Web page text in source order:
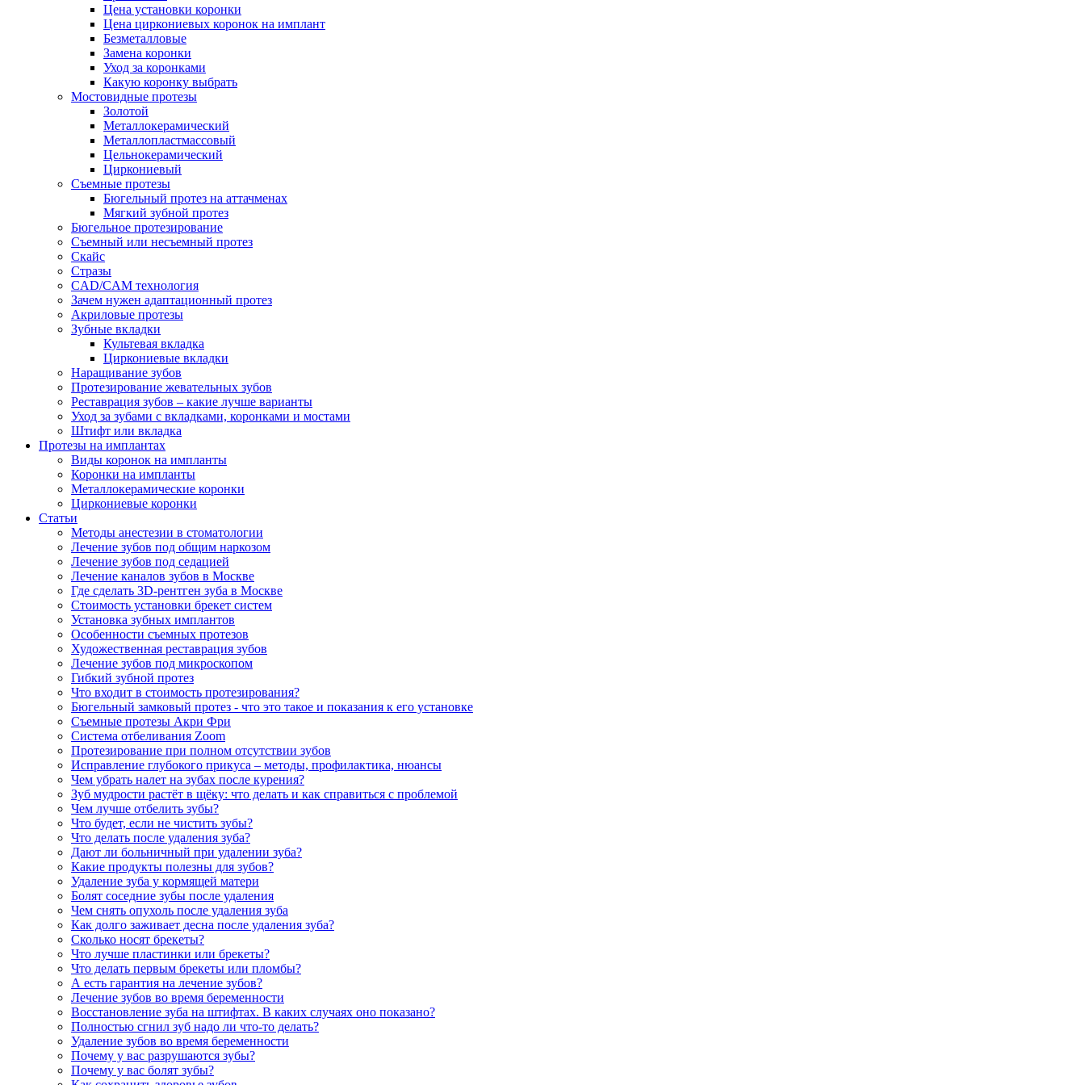
Цена установки коронки
Цена циркониевых коронок на имплант
Безметалловые
Замена коронки
Уход за коронками
Какую коронку выбрать
Мостовидные протезы
Золотой
Металлокерамический
Металлопластмассовый
Цельнокерамический
Циркониевый
Съемные протезы
Бюгельный протез на аттачменах
Мягкий зубной протез
Бюгельное протезирование
Съемный или несъемный протез
Скайс
Стразы
CAD/CAM технология
Зачем нужен адаптационный протез
Акриловые протезы
Зубные вкладки
Культевая вкладка
Циркониевые вкладки
Наращивание зубов
Протезирование жевательных зубов
Реставрация зубов – какие лучше варианты
Уход за зубами с вкладками, коронками и мостами
Штифт или вкладка
Протезы на имплантах
Виды коронок на импланты
Коронки на импланты
Металлокерамические коронки
Циркониевые коронки
Статьи
Методы анестезии в стоматологии
Лечение зубов под общим наркозом
Лечение зубов под седацией
Лечение каналов зубов в Москве
Где сделать 3D-рентген зуба в Москве
Стоимость установки брекет систем
Установка зубных имплантов
Особенности съемных протезов
Художественная реставрация зубов
Лечение зубов под микроскопом
Гибкий зубной протез
Что входит в стоимость протезирования?
Бюгельный замковый протез - что это такое и показания к его установке
Съемные протезы Акри Фри
Система отбеливания Zoom
Протезирование при полном отсутствии зубов
Исправление глубокого прикуса – методы, профилактика, нюансы
Чем убрать налет на зубах после курения?
Зуб мудрости растёт в щёку: что делать и как справиться с проблемой
Чем лучше отбелить зубы?
Что будет, если не чистить зубы?
Что делать после удаления зуба?
Дают ли больничный при удалении зуба?
Какие продукты полезны для зубов?
Удаление зуба у кормящей матери
Болят соседние зубы после удаления
Чем снять опухоль после удаления зуба
Как долго заживает десна после удаления зуба?
Сколько носят брекеты?
Что лучше пластинки или брекеты?
Что делать первым брекеты или пломбы?
А есть гарантия на лечение зубов?
Лечение зубов во время беременности
Восстановление зуба на штифтах. В каких случаях оно показано?
Полностью сгнил зуб надо ли что-то делать?
Удаление зубов во время беременности
Почему у вас разрушаются зубы?
Почему у вас болят зубы?